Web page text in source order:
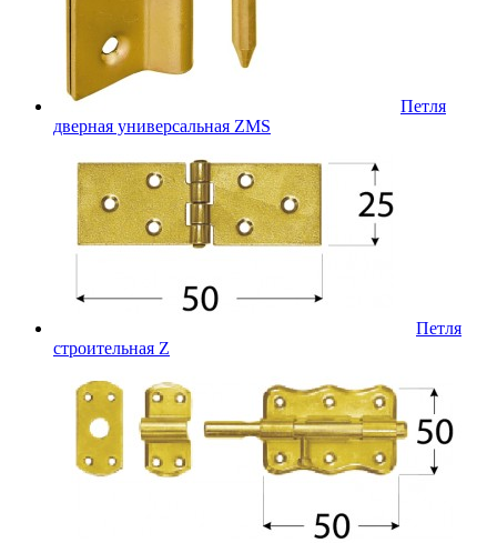
Петля
дверная универсальная ZMS
Петля
строительная Z